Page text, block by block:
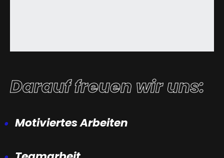
Darauf freuen wir uns:
Motiviertes Arbeiten